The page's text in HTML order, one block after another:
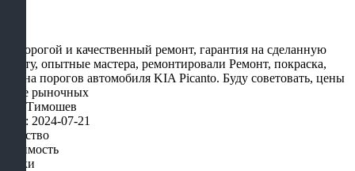
Не дорогой и качественный ремонт, гарантия на сделанную
работу, опытные мастера, ремонтировали Ремонт, покраска,
замена порогов автомобиля KIA Picanto. Буду советовать, цены
ниже рыночных
Соф Тимошев
Дата: 2024-07-21
Качество
Стоимость
Сроки